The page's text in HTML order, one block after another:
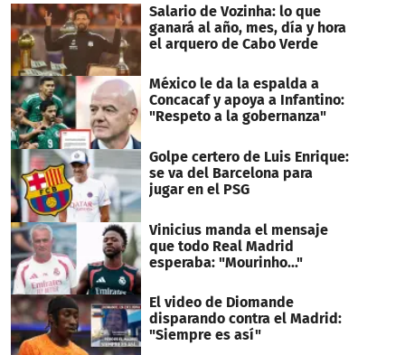
41
seconds
Salario de Vozinha: lo que
ganará al año, mes, día y hora
el arquero de Cabo Verde
México le da la espalda a
Concacaf y apoya a Infantino:
"Respeto a la gobernanza"
Golpe certero de Luis Enrique:
se va del Barcelona para
jugar en el PSG
Vinicius manda el mensaje
que todo Real Madrid
esperaba: "Mourinho..."
El video de Diomande
disparando contra el Madrid:
"Siempre es así"